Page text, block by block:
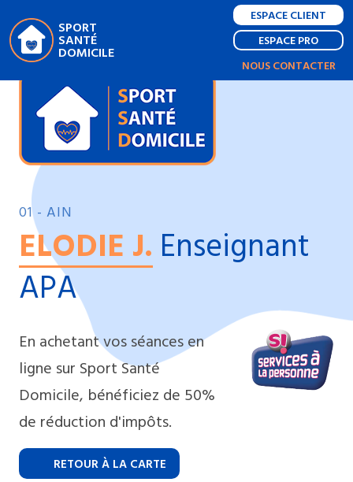
SPORT
SANTÉ
DOMICILE
ESPACE CLIENT
ESPACE PRO
NOUS CONTACTER
01 - AIN
ELODIE J. Enseignant
APA
En achetant vos séances en
ligne sur Sport Santé
Domicile, bénéficiez de 50%
de réduction d'impôts.
RETOUR À LA CARTE